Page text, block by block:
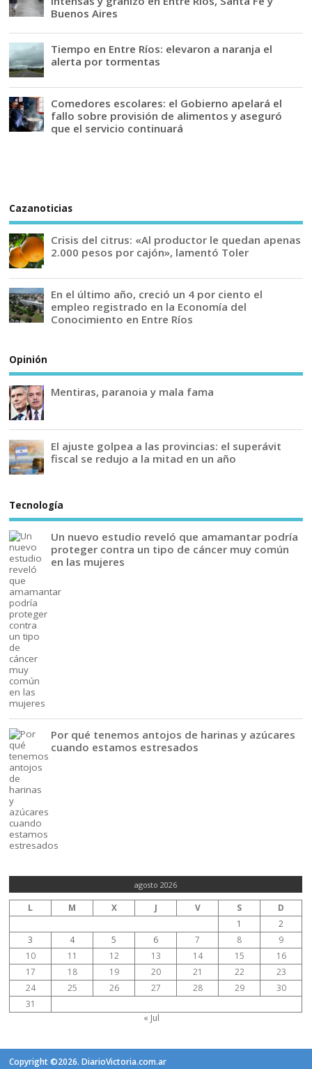
Buenos Aires
Tiempo en Entre Ríos: elevaron a naranja el
alerta por tormentas
Comedores escolares: el Gobierno apelará el
fallo sobre provisión de alimentos y aseguró
que el servicio continuará
Cazanoticias
Crisis del citrus: «Al productor le quedan apenas
2.000 pesos por cajón», lamentó Toler
En el último año, creció un 4 por ciento el
empleo registrado en la Economía del
Conocimiento en Entre Ríos
Opinión
Mentiras, paranoia y mala fama
El ajuste golpea a las provincias: el superávit
fiscal se redujo a la mitad en un año
Tecnología
Un nuevo estudio reveló que amamantar podría
proteger contra un tipo de cáncer muy común
en las mujeres
Por qué tenemos antojos de harinas y azúcares
cuando estamos estresados
agosto 2026
L M X J V S
D
1
2
3
4 5 6 7 8
9
10
11 12 13 14 15
16
17
18 19 20 21 22
23
24
25 26 27 28 29
30
31
« Jul
Copyright ©2026. DiarioVictoria.com.ar